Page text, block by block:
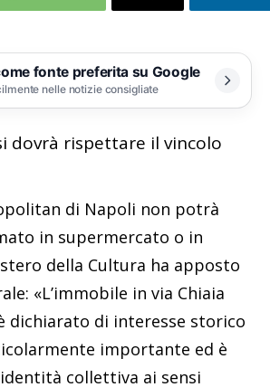
fonte preferita su Google
nelle notizie consigliate
dovrà rispettare il vincolo
di Napoli non potrà
in supermercato o in
della Cultura ha apposto
«L’immobile in via Chiaia
dichiarato di interesse storico
importante ed è
collettiva ai sensi